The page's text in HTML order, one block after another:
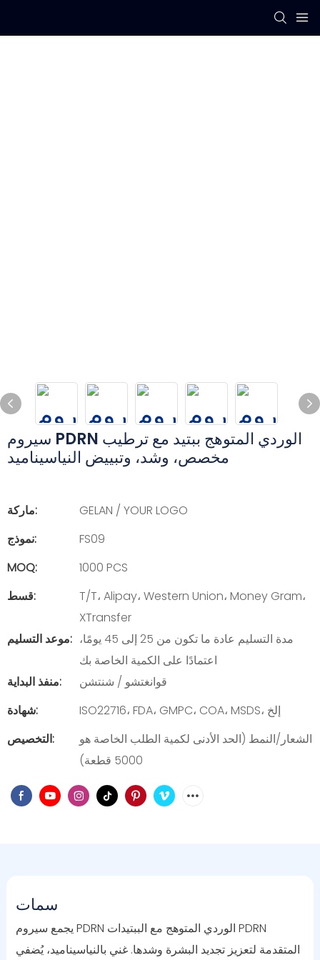
سيروم PDRN الوردي المتوهج ببتيد مع ترطيب
مخصص، وشد، وتبييض النياسيناميد
ماركة:
GELAN / YOUR LOGO
نموذج:
FS09
MOQ:
1000 PCS
قسط:
T/T، Alipay، Western Union، Money Gram،
XTransfer
موعد التسليم: مدة التسليم عادة ما تكون من 25 إلى 45 يومًا،
اعتمادًا على الكمية الخاصة بك
منفذ البداية:
قوانغتشو / شنتشن
شهادة:
ISO22716، FDA، GMPC، COA، MSDS، إلخ
التخصيص:
الشعار/النمط (الحد الأدنى لكمية الطلب الخاصة هو
5000 قطعة)
سمات
يجمع سيروم PDRN الوردي المتوهج مع الببتيدات PDRN
المتقدمة لتعزيز تجديد البشرة وشدها. غني بالنياسيناميد، يُضفي